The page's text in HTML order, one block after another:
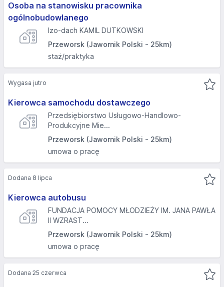
Osoba na stanowisku pracownika
ogólnobudowlanego
Izo-dach KAMIL DUTKOWSKI
Przeworsk (Jawornik Polski - 25km)
staż/praktyka
Kierowca samochodu dostawczego
Przedsiębiorstwo Usługowo-Handlowo-
Produkcyjne Mie...
Przeworsk (Jawornik Polski - 25km)
umowa o pracę
Wygasa jutro
Kierowca autobusu
FUNDACJA POMOCY MŁODZIEŻY IM. JANA PAWŁA
II WZRAST...
Przeworsk (Jawornik Polski - 25km)
umowa o pracę
Dodana 8 lipca
Dodana 25 czerwca